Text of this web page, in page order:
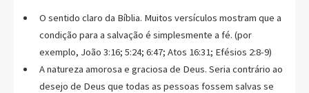
O sentido claro da Bíblia. Muitos versículos mostram que a
condição para a salvação é simplesmente a fé. (por
exemplo, João 3:16; 5:24; 6:47; Atos 16:31; Efésios 2:8-9)
A natureza amorosa e graciosa de Deus. Seria contrário ao
desejo de Deus que todas as pessoas fossem salvas se